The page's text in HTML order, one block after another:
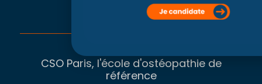
CSO Paris, l'école d'ostéopathie de
référence